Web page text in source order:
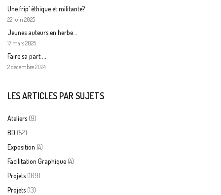
Une frip’ éthique et militante?
22 juin 2025
Jeunes auteurs en herbe…
17 mars 2025
Faire sa part …
2 décembre 2024
LES ARTICLES PAR SUJETS
Ateliers (9)
BD (52)
Exposition (4)
Facilitation Graphique (4)
Projets (109)
Projets (13)